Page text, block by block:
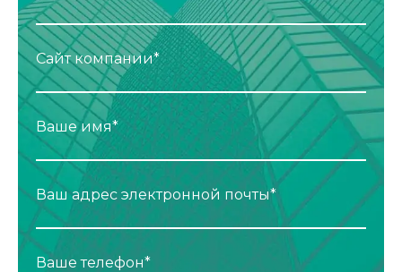
Сайт компании*
Ваше имя*
Ваш адрес электронной почты*
Ваше телефон*